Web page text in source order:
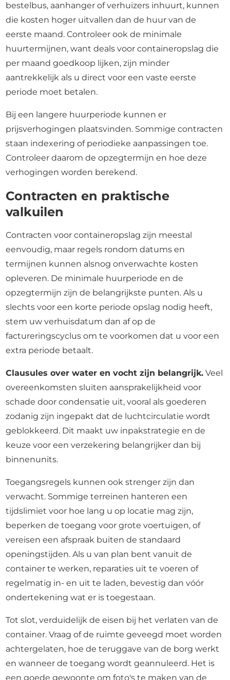
bestelbus, aanhanger of verhuizers inhuurt, kunnen
die kosten hoger uitvallen dan de huur van de
eerste maand. Controleer ook de minimale
huurtermijnen, want deals voor containeropslag die
per maand goedkoop lijken, zijn minder
aantrekkelijk als u direct voor een vaste eerste
periode moet betalen.
Bij een langere huurperiode kunnen er
prijsverhogingen plaatsvinden. Sommige contracten
staan indexering of periodieke aanpassingen toe.
Controleer daarom de opzegtermijn en hoe deze
verhogingen worden berekend.
Contracten en praktische
valkuilen
Contracten voor containeropslag zijn meestal
eenvoudig, maar regels rondom datums en
termijnen kunnen alsnog onverwachte kosten
opleveren. De minimale huurperiode en de
opzegtermijn zijn de belangrijkste punten. Als u
slechts voor een korte periode opslag nodig heeft,
stem uw verhuisdatum dan af op de
factureringscyclus om te voorkomen dat u voor een
extra periode betaalt.
Clausules over water en vocht zijn belangrijk. Veel
overeenkomsten sluiten aansprakelijkheid voor
schade door condensatie uit, vooral als goederen
zodanig zijn ingepakt dat de luchtcirculatie wordt
geblokkeerd. Dit maakt uw inpakstrategie en de
keuze voor een verzekering belangrijker dan bij
binnenunits.
Toegangsregels kunnen ook strenger zijn dan
verwacht. Sommige terreinen hanteren een
tijdslimiet voor hoe lang u op locatie mag zijn,
beperken de toegang voor grote voertuigen, of
vereisen een afspraak buiten de standaard
openingstijden. Als u van plan bent vanuit de
container te werken, reparaties uit te voeren of
regelmatig in- en uit te laden, bevestig dan vóór
ondertekening wat er is toegestaan.
Tot slot, verduidelijk de eisen bij het verlaten van de
container. Vraag of de ruimte geveegd moet worden
achtergelaten, hoe de teruggave van de borg werkt
en wanneer de toegang wordt geannuleerd. Het is
een goede gewoonte om foto's te maken van de